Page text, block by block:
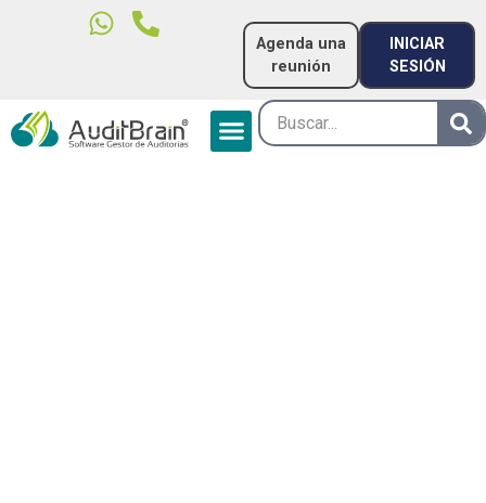
Agenda una
reunión
INICIAR
SESIÓN